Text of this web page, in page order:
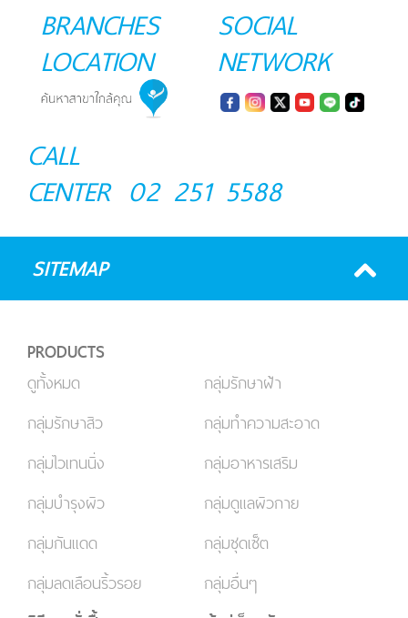
BRANCHES
LOCATION
SOCIAL
NETWORK
CALL
CENTER 02 251 5588
SITEMAP
PRODUCTS
ดูทั้งหมด
กลุ่มรักษาสิว
กลุ่มไวเทนนิ่ง
กลุ่มบำรุงผิว
กลุ่มกันแดด
กลุ่มลดเลือนริ้วรอย
กลุ่มรักษาฝ้า
กลุ่มทำความสะอาด
กลุ่มอาหารเสริม
กลุ่มดูแลผิวกาย
กลุ่มชุดเซ็ต
กลุ่มอื่นๆ